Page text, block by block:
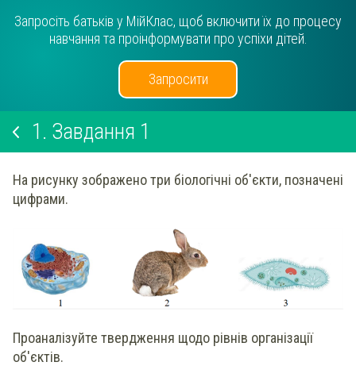
Запросіть батьків у МійКлас, щоб включити їх до процесу
навчання та проінформувати про успіхи дітей.
Запросити
1. Завдання 1
На рисунку зображено три біологічні об'єкти, позначені
цифрами.
Проаналізуйте твердження щодо рівнів організації
об'єктів.